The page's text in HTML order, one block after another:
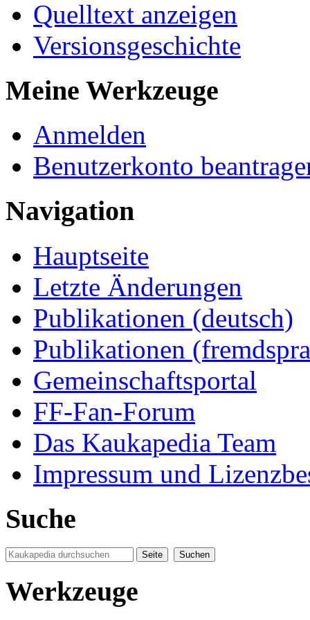
Quelltext anzeigen
Versionsgeschichte
Meine Werkzeuge
Anmelden
Benutzerkonto
Navigation
Hauptseite
Letzte Änderungen
Publikationen (deutsch)
Publikationen
Gemeinschaftsportal
FF-Fan-Forum
Das Kaukapedia Team
Impressum und
Suche
Werkzeuge